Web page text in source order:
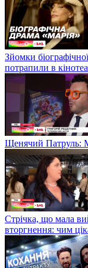
Зйомки
потрапили в
Щенячий Патруль:
Стрічка, що мала
вторгнення: чим